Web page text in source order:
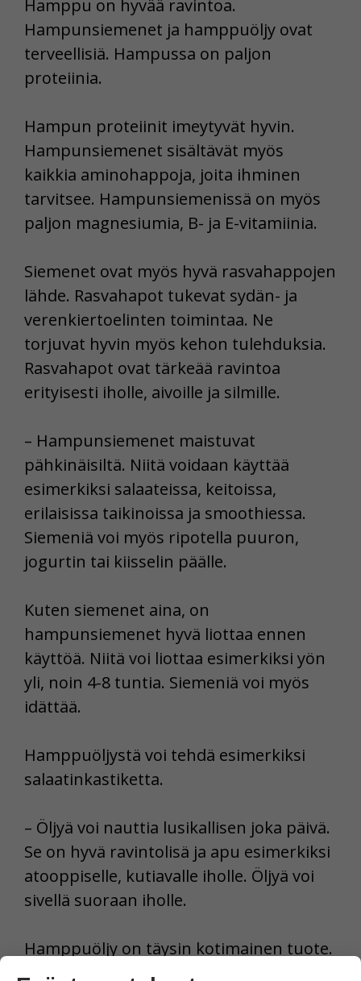
Hamppu on hyvää ravintoa.
Hampunsiemenet ja hamppuöljy ovat
terveellisiä. Hampussa on paljon
proteiinia.
Hampun proteiinit imeytyvät hyvin.
Hampunsiemenet sisältävät myös
kaikkia aminohappoja, joita ihminen
tarvitsee. Hampunsiemenissä on myös
paljon magnesiumia, B- ja E-vitamiinia.
Siemenet ovat myös hyvä rasvahappojen
lähde. Rasvahapot tukevat sydän- ja
verenkiertoelinten toimintaa. Ne
torjuvat hyvin myös kehon tulehduksia.
Rasvahapot ovat tärkeää ravintoa
erityisesti iholle, aivoille ja silmille.
– Hampunsiemenet maistuvat
pähkinäisiltä. Niitä voidaan käyttää
esimerkiksi salaateissa, keitoissa,
erilaisissa taikinoissa ja smoothiessa.
Siemeniä voi myös ripotella puuron,
jogurtin tai kiisselin päälle.
Kuten siemenet aina, on
hampunsiemenet hyvä liottaa ennen
käyttöä. Niitä voi liottaa esimerkiksi yön
yli, noin 4-8 tuntia. Siemeniä voi myös
idättää.
Hamppuöljystä voi tehdä esimerkiksi
salaatinkastiketta.
– Öljyä voi nauttia lusikallisen joka päivä.
Se on hyvä ravintolisä ja apu esimerkiksi
atooppiselle, kutiavalle iholle. Öljyä voi
sivellä suoraan iholle.
Hamppuöljy on täysin kotimainen tuote.